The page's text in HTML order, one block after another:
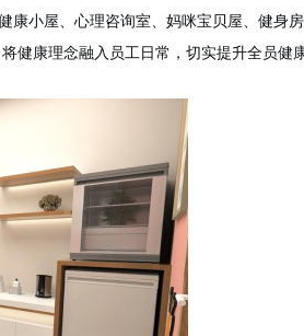
康小屋、心理咨询室、妈咪宝贝屋、健身
健康理念融入员工日常，切实提升全员健康